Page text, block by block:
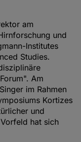
am
und
Institutes
Studies.
Am
im Rahmen
Kortizes
und
hat sich